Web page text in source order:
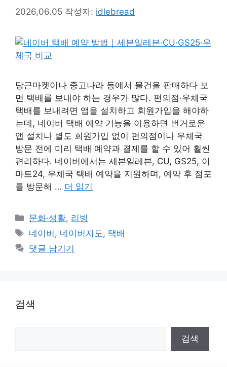
2026,06.05 작성자: idlebread
당근마켓이나 중고나라 등에서 물건을 판매하다 보
면 택배를 보내야 하는 경우가 많다. 편의점·우체국
택배를 보내려면 앱을 설치하고 회원가입을 해야하
는데, 네이버 택배 예약 기능을 이용하면 번거로운
앱 설치나 별도 회원가입 없이 편의점이나 우체국
방문 전에 미리 택배 예약과 결제를 할 수 있어 훨씬
편리하다. 네이버에서는 세븐일레븐, CU, GS25, 이
마트24, 우체국 택배 예약을 지원하며, 예약 후 점포
를 방문해 … 더 읽기
카
테
고
리
문화·생활, 리빙
태
그
네이버 , 네이버지도 , 택배
댓글 남기기
검색
검색